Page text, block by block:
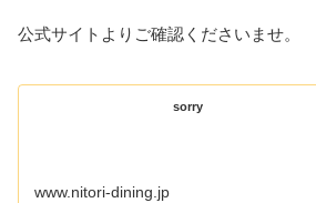
公式サイトよりご確認くださいませ。
sorry
www.nitori-dining.jp